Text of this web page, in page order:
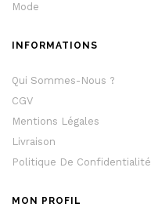
Mode
INFORMATIONS
Qui Sommes-Nous ?
CGV
Mentions Légales
Livraison
Politique De Confidentialité
MON PROFIL